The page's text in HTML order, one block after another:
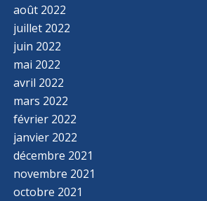
août 2022
juillet 2022
juin 2022
mai 2022
avril 2022
mars 2022
février 2022
janvier 2022
décembre 2021
novembre 2021
octobre 2021